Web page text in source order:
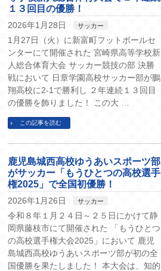
１３回目の優勝！
2026年1月28日 サッカー
1月27日（火）に新富町フットボールセ
ンターにて開催された 宮崎県高等学校新
人総合体育大会 サッカー競技の部 決勝
戦において 日章学園高校サッカー部が鵬
翔高校に2-1で勝利し ２年連続１３回目
の優勝を飾りました！ この大 …
この記事を読む
鹿児島城西高校ゆうあいスポーツ部
がサッカー「もうひとつの高校選手
権2025」で全国初優勝！
2026年1月26日 サッカー
令和８年１月２４日～２５日にかけて静
岡県藤枝市にて開催された 「もうひとつ
の高校選手権大会2025」において 鹿児
島城西高校ゆうあいスポーツ部が初の全
国優勝を果たしました！ 本大会は、知的